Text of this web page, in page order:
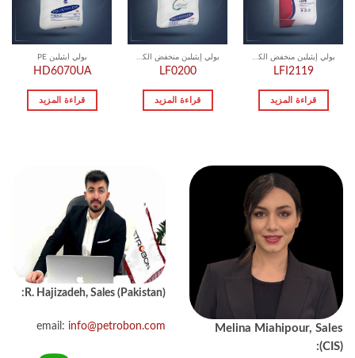
بولي إيثيلين منخفض الكثافة LDPE
LFI2119
قراءة المزيد
بولي إيثيلين منخفض الكثافة LDPE
LF0200
قراءة المزيد
بولي ايثيلين PE
HD6070UA
قراءة المزيد
Melina Miahipour, Sales
(CIS):
R. Hajizadeh, Sales (Pakistan):
email: info@petrobon.com